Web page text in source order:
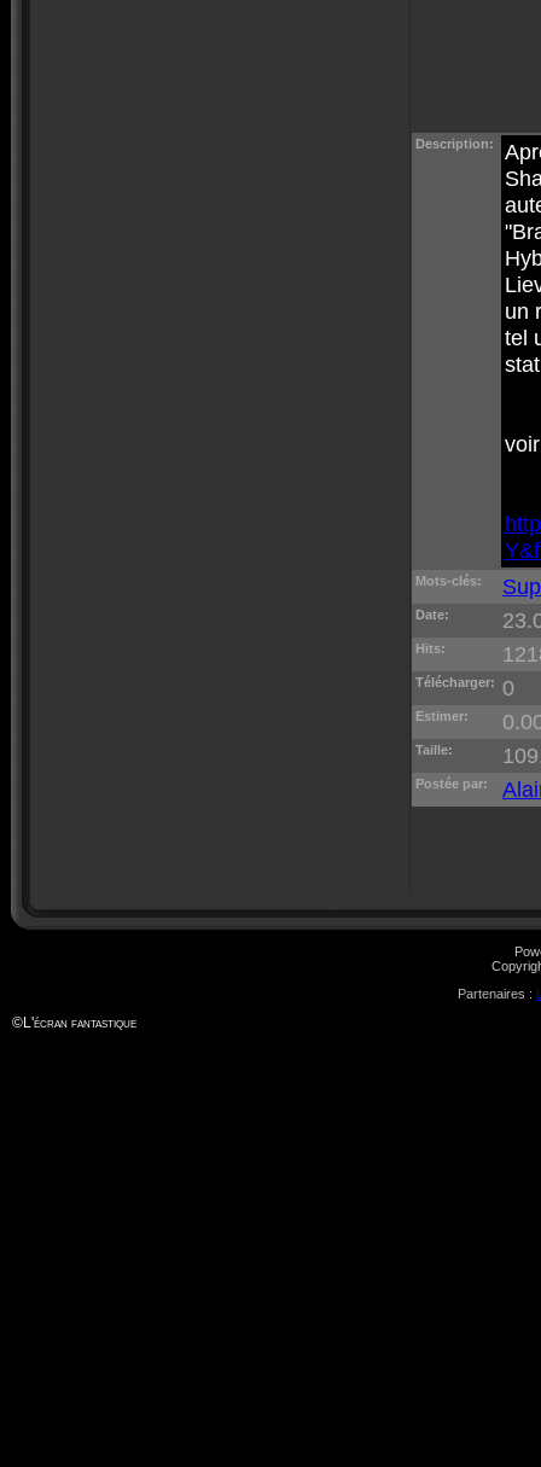
Description:
un
tel
Mots-clés:
Date:
Hits:
Télécharger: 0
Estimer:
Taille:
Postée par:
Partenaires :
©L'écran fantastique